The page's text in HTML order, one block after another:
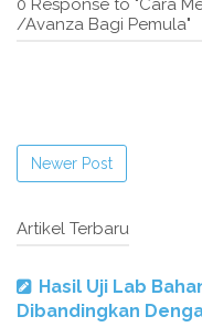
0 Response to "Cara
/Avanza Bagi Pemula"
Newer Post
Artikel Terbaru
Hasil Uji Lab
Dibandingkan